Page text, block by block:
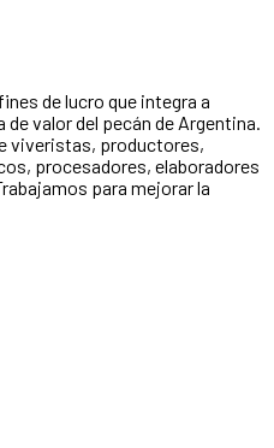
de lucro que integra a
valor del pecán de Argentina.
viveristas, productores,
procesadores, elaboradores
para mejorar la